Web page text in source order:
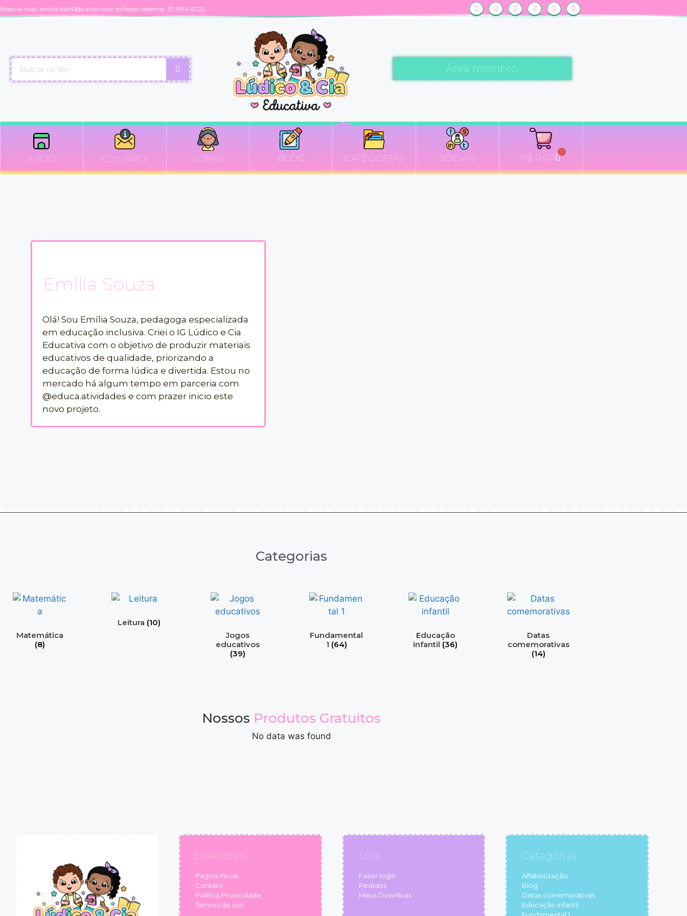
Nosso e-mail: emilia.ita99@yahoo.com.brNosso telefone: 37 9195-6725
Área membro
INÍCIO CONTATO SOBRE BLOG CATEGORIAS SOCIAIS R$ 0,00
0
Emília Souza
Olá! Sou Emília Souza, pedagoga especializada
em educação inclusiva. Criei o IG Lúdico e Cia
Educativa com o objetivo de produzir materiais
educativos de qualidade, priorizando a
educação de forma lúdica e divertida. Estou no
mercado há algum tempo em parceria com
@educa.atividades e com prazer inicio este
novo projeto.
Categorias
Matemática
(8)
Leitura (10)
Jogos
educativos
(39)
Fundamental
1 (64)
Educação
infantil (36)
Datas
comemorativas
(14)
Nossos Produtos Gratuitos
No data was found
Links úteis
Página inicial
Contato
Política Privacidade
Termos de uso
Loja
Fazer login
Pedidos
Meus Downloas
Categorias
Alfabetização
Blog
Datas comemorativas
Educação infantil